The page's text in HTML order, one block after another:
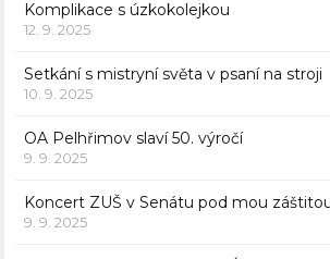
Komplikace s úzkokolejkou
12. 9. 2025
Setkání s mistryní světa v psaní na stroji
10. 9. 2025
OA Pelhřimov slaví 50. výročí
9. 9. 2025
Koncert ZUŠ v Senátu pod mou
9. 9. 2025